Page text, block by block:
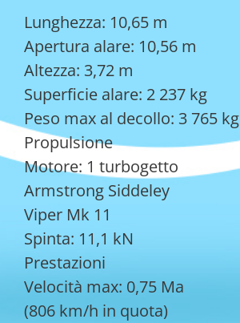
Lunghezza: 10,65 m
Apertura alare: 10,56 m
Altezza: 3,72 m
Superficie alare: 2 237 kg
Peso max al decollo: 3 765 kg
Propulsione
Motore: 1 turbogetto
Armstrong Siddeley
Viper Mk 11
Spinta: 11,1 kN
Prestazioni
Velocità max: 0,75 Ma
(806 km/h in quota)